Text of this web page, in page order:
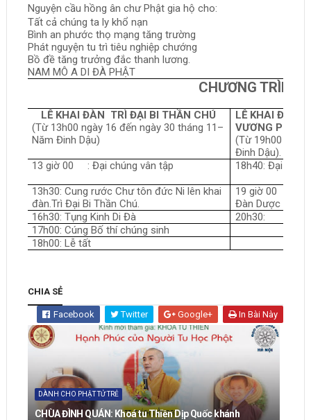
Nguyện cầu hồng ân chư Phật gia hộ cho:
Tất cả chúng ta ly khổ nạn
Bình an phước thọ mạng tăng trường
Phát nguyện tu trì tiêu nghiệp chướng
Bồ đề tăng trưởng đắc thanh lương.
NAM MÔ A DI ĐÀ PHẬT
CHƯƠNG TRÌNH
LỄ KHAI ĐÀN TRÌ ĐẠI BI THẦN CHÚ
(Từ 13h00 ngày 16 đến ngày 30 tháng 11–
Năm Đinh Dậu)
LỄ KHAI ĐÀN
VƯƠNG PHẬT
(Từ 19h00 ngày
Đinh Dậu).
13 giờ 00 : Đại chúng vân tập
18h40: Đại
13h30: Cung rước Chư tôn đức Ni lên khai
đàn.Trì Đại Bi Thần Chú.
19 giờ 00 :
Đàn Dược Sư
16h30: Tụng Kinh Di Đà
20h30: Lễ
17h00: Cúng Bố thí chúng sinh
18h00: Lễ tất
CHIA SẺ
Facebook Twitter Google+ In Bài Này
DÀNH CHO PHẬT TỬ TRẺ
CHÙA ĐÌNH QUÁN: Khoá tu Thiền Dịp Quốc khánh